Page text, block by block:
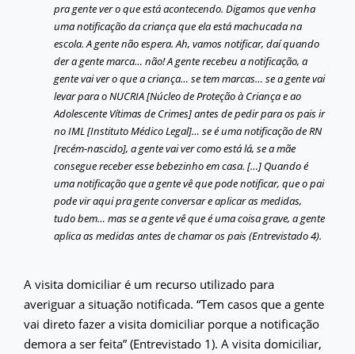
pra gente ver o que está acontecendo. Digamos que venha
uma notificação da criança que ela está machucada na
escola. A gente não espera. Ah, vamos notificar, daí quando
der a gente marca… não! A gente recebeu a notificação, a
gente vai ver o que a criança… se tem marcas… se a gente vai
levar para o NUCRIA [Núcleo de Proteção à Criança e ao
Adolescente Vítimas de Crimes] antes de pedir para os pais ir
no IML [Instituto Médico Legal]… se é uma notificação de RN
[recém-nascido], a gente vai ver como está lá, se a mãe
consegue receber esse bebezinho em casa. […] Quando é
uma notificação que a gente vê que pode notificar, que o pai
pode vir aqui pra gente conversar e aplicar as medidas,
tudo bem… mas se a gente vê que é uma coisa grave, a gente
aplica as medidas antes de chamar os pais (Entrevistado 4).
A visita domiciliar é um recurso utilizado para
averiguar a situação notificada. “Tem casos que a gente
vai direto fazer a visita domiciliar porque a notificação
demora a ser feita” (Entrevistado 1). A visita domiciliar,